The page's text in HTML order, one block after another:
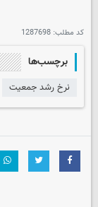
کد مطلب: 1287698
برچسب‌ها
نرخ رشد جمعیت